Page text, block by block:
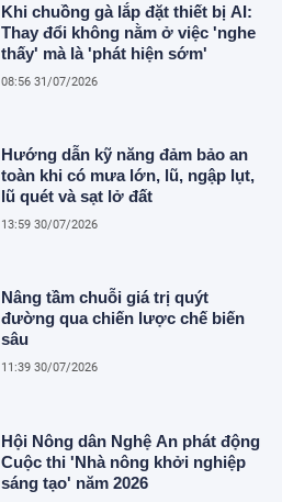
Khi chuồng gà lắp đặt thiết bị AI:
Thay đổi không nằm ở việc 'nghe
thấy' mà là 'phát hiện sớm'
08:56 31/07/2026
Hướng dẫn kỹ năng đảm bảo an
toàn khi có mưa lớn, lũ, ngập lụt,
lũ quét và sạt lở đất
13:59 30/07/2026
Nâng tầm chuỗi giá trị quýt
đường qua chiến lược chế biến
sâu
11:39 30/07/2026
Hội Nông dân Nghệ An phát động
Cuộc thi 'Nhà nông khởi nghiệp
sáng tạo' năm 2026